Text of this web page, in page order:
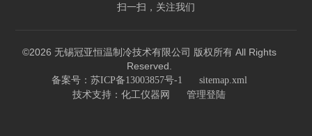
扫一扫，关注我们
©2026 无锡冠亚恒温制冷技术有限公司 版权所有 All Rights
Reserved.
备案号：苏ICP备13003857号-1 sitemap.xml
技术支持： 化工仪器网 管理登陆